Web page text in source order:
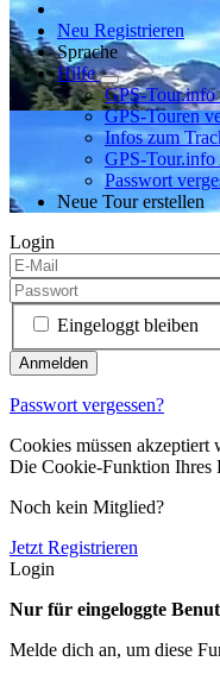
Neu Registrieren
Sprache
Hilfe
GPS-Tour.info
GPS-Touren
Infos zum
GPS-Tour.info
Passwort
Neue Tour erstellen
Login
Eingeloggt bleiben
Passwort vergessen?
Cookies müssen akzeptiert
Die Cookie-Funktion Ihres
Noch kein Mitglied?
Jetzt Registrieren
Login
Nur für eingeloggte
Melde dich an, um diese